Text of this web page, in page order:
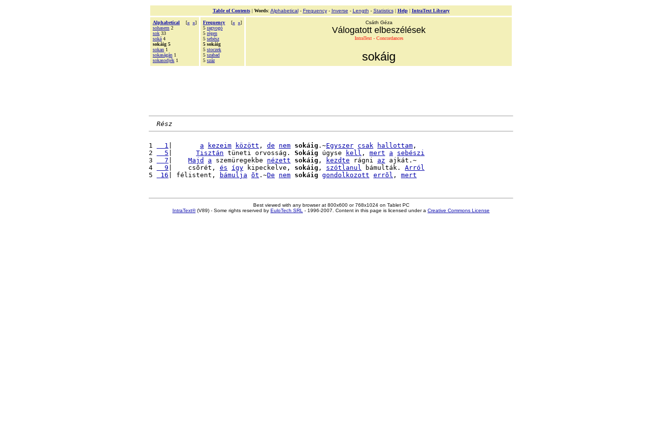
Table of Contents| Words: Alphabetical- Frequency- Inverse - Length - Statistics| Help| IntraText Library
Alphabetical [« »]
sohasem 2
sok 33
soká 4
sokáig 5
sokan 1
sokaságán 1
sokasodjék 1
Frequency [« »]
5 ragyogó
5 régen
5 sebész
5 sokáig
5 stoczek
5 szabad
5 száz
Csáth Géza
Válogatott elbeszélések
IntraText - Concordances
sokáig
Rész
1
  1
a kezeim között , de nem sokáig .~Egyszer csak hallottam ,
2
  5
Tisztán tüneti orvosság. Sokáig úgyse kell , mert a
sebészi
3
  7
Majd a szemüregekbe nézett sokáig , kezdte rágni az ajkát.~
4
  9
|    csõrét, és így kipeckelve, sokáig , szótlanul bámulták. Arról
5
16 | félistent, bámulja õt .~De nem sokáig gondolkozott errõl , mert
Best viewed with any browser at 800x600 or 768x1024 on Tablet PC
IntraText®(V89) - Some rights reserved by EuloTech SRL - 1996-2007. Content in this page is licensed under a Creative Commons License